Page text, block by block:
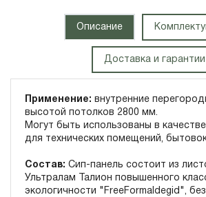
Описание
Доставка и гарантии
Применение: внутренние
высотой потолков 2800 мм.
Могут быть использованы в
для технических помещений,
Состав: Сип-панель состоит из
Ультралам Талион повышенного
экологичности "FreeFormaldegid", без